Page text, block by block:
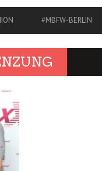
#MBFW-BERLIN